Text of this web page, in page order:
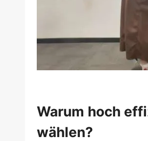
Warum hoch
wählen?